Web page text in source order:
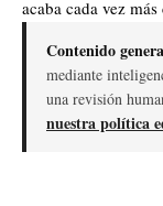
acaba cada vez
Contenido
mediante
una revisión
nuestra política